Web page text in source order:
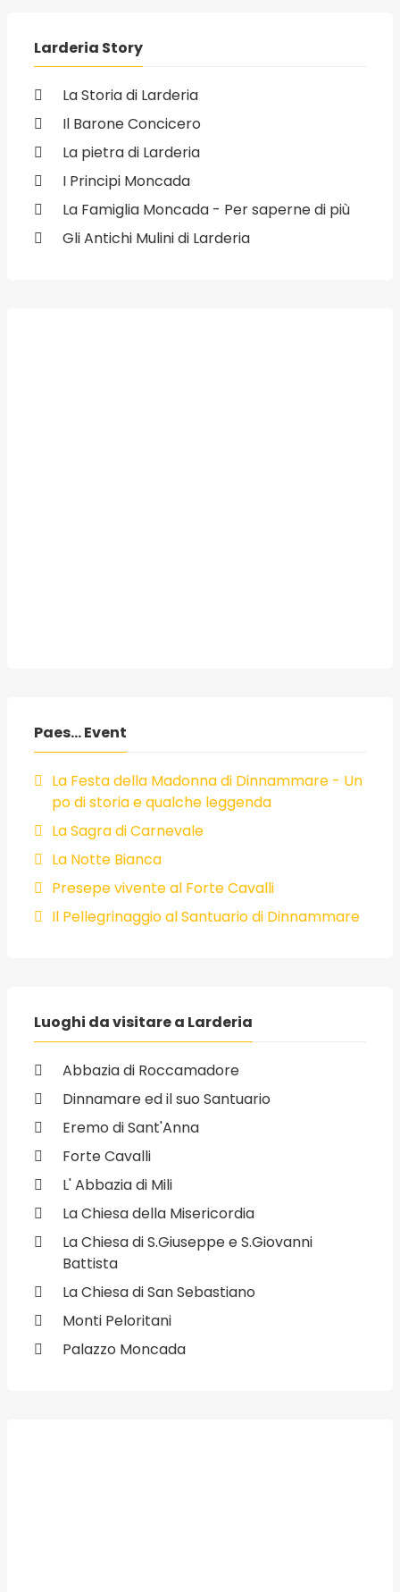
Larderia Story
La Storia di Larderia
Il Barone Concicero
La pietra di Larderia
I Principi Moncada
La Famiglia Moncada - Per saperne di più
Gli Antichi Mulini di Larderia
Paes... Event
La Festa della Madonna di Dinnammare - Un
po di storia e qualche leggenda
La Sagra di Carnevale
La Notte Bianca
Presepe vivente al Forte Cavalli
Il Pellegrinaggio al Santuario di Dinnammare
Luoghi da visitare a Larderia
Abbazia di Roccamadore
Dinnamare ed il suo Santuario
Eremo di Sant'Anna
Forte Cavalli
L' Abbazia di Mili
La Chiesa della Misericordia
La Chiesa di S.Giuseppe e S.Giovanni
Battista
La Chiesa di San Sebastiano
Monti Peloritani
Palazzo Moncada